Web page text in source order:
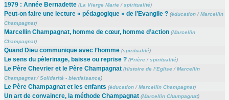
1979 : Année Bernadette (La Vierge Marie/spiritualité)
Peut-on faire une lecture « pédagogique » de l’Evangile ? (éducation/Marcellin
Champagnat)
Marcellin Champagnat, homme de cœur, homme d’action (Marcellin
Champagnat)
Quand Dieu communique avec l’homme (spiritualité)
Le sens du pèlerinage, baisse ou reprise ? (Prière/spiritualité)
Le Père Chevrier et le Père Champagnat (Histoire de l’Eglise/Marcellin
Champagnat/Solidarité - bienfaisance)
Le Père Champagnat et les enfants (éducation/Marcellin Champagnat)
Un art de convaincre, la méthode Champagnat (Marcellin Champagnat)